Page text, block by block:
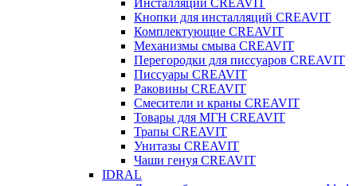
Инсталляции CREAVIT
Кнопки для инсталляций CREAVIT
Комплектующие CREAVIT
Механизмы смыва CREAVIT
Перегородки для писсуаров CREAVIT
Писсуары CREAVIT
Раковины CREAVIT
Смесители и краны CREAVIT
Товары для МГН CREAVIT
Трапы CREAVIT
Унитазы CREAVIT
Чаши генуя CREAVIT
IDRAL